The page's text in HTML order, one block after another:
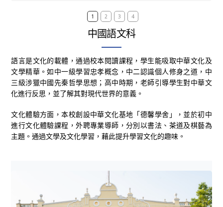
1 2 3 4
中國語文科
語言是文化的載體，通過校本閱讀課程，學生能吸取中華文化及
文學精華。如中一級學習忠孝概念，中二認識個人修身之道，中
三級涉獵中國先秦哲學思想；高中時期，老師引導學生對中華文
化進行反思，並了解其對現代世界的意義。
文化體驗方面，本校創設中華文化基地「德馨學舍」，並於初中
進行文化體驗課程，外聘專業導師，分別以書法、茶道及棋藝為
主題。通過文學及文化學習，藉此提升學習文化的趣味。